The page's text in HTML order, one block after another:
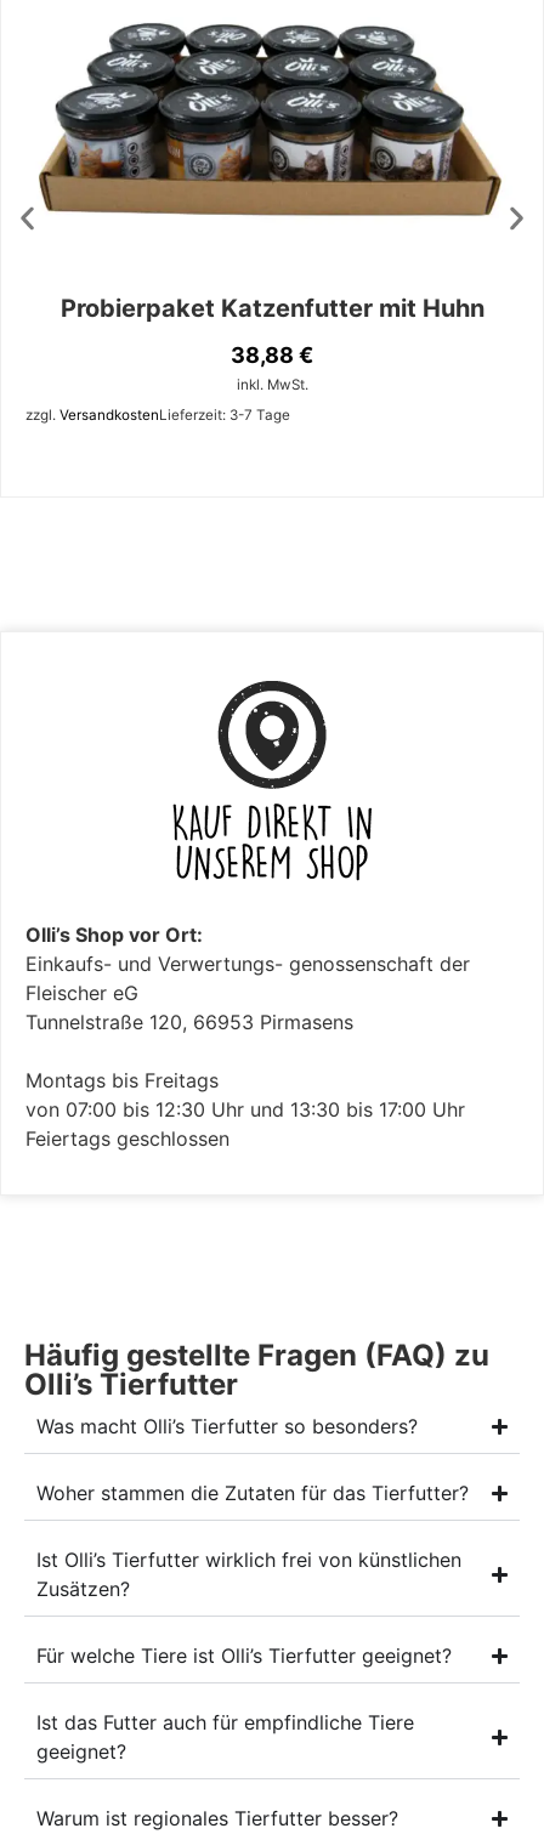
Probierpaket Katzenfutter mit Huhn
38,88 €
inkl. MwSt.
zzgl. VersandkostenLieferzeit: 3-7 Tage
Olli’s Shop vor Ort:
Einkaufs- und Verwertungs- genossenschaft der
Fleischer eG
Tunnelstraße 120, 66953 Pirmasens
Montags bis Freitags
von 07:00 bis 12:30 Uhr und 13:30 bis 17:00 Uhr
Feiertags geschlossen
Häufig gestellte Fragen (FAQ) zu
Olli’s Tierfutter
Was macht Olli’s Tierfutter so besonders?
Woher stammen die Zutaten für das Tierfutter?
Ist Olli’s Tierfutter wirklich frei von künstlichen
Zusätzen?
Für welche Tiere ist Olli’s Tierfutter geeignet?
Ist das Futter auch für empfindliche Tiere
geeignet?
Warum ist regionales Tierfutter besser?